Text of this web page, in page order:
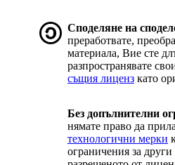
Споделяне на
преработвате,
материала, Вие сте
разпространявате
същия лиценз като
Без допълнителни
нямате право да
технологични мерки
ограничения за